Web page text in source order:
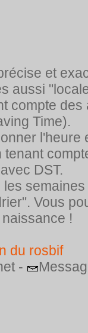
et
aussi
compte
Time).
DST.
Vous
!
du rosbif
-